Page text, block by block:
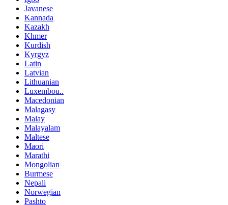
Javanese
Kannada
Kazakh
Khmer
Kurdish
Kyrgyz
Latin
Latvian
Lithuanian
Luxembou..
Macedonian
Malagasy
Malay
Malayalam
Maltese
Maori
Marathi
Mongolian
Burmese
Nepali
Norwegian
Pashto